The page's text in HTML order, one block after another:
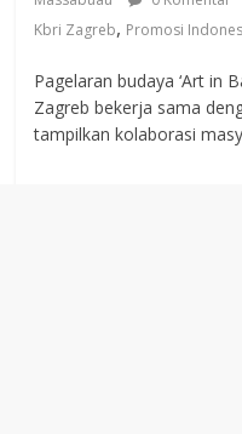
Kbri Zagreb, Promosi
Pagelaran budaya ‘Art in
Zagreb bekerja sama
tampilkan kolaborasi